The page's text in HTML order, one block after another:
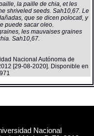
la paille de chia, et les
shriveled seeds. Sah10,67. Le
que se dicen polocatl, y
puede sacar oleo.
les mauvaises graines
Sah10,67.
Nacional Autónoma de
[29-08-2020]. Disponible en
Nacional